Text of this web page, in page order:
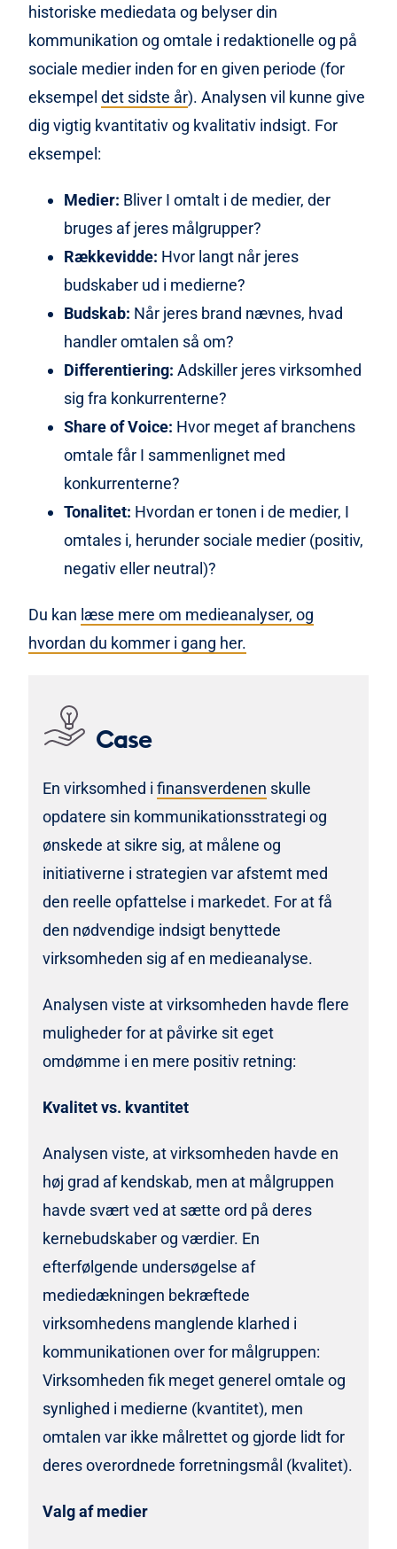
historiske mediedata og belyser din
kommunikation og omtale i redaktionelle og på
sociale medier inden for en given periode (for
eksempel det sidste år). Analysen vil kunne give
dig vigtig kvantitativ og kvalitativ indsigt. For
eksempel:
Medier: Bliver I omtalt i de medier, der
bruges af jeres målgrupper?
Rækkevidde: Hvor langt når jeres
budskaber ud i medierne?
Budskab: Når jeres brand nævnes, hvad
handler omtalen så om?
Differentiering: Adskiller jeres virksomhed
sig fra konkurrenterne?
Share of Voice: Hvor meget af branchens
omtale får I sammenlignet med
konkurrenterne?
Tonalitet: Hvordan er tonen i de medier, I
omtales i, herunder sociale medier (positiv,
negativ eller neutral)?
Du kan læse mere om medieanalyser, og
hvordan du kommer i gang her.
Case
En virksomhed i finansverdenen skulle
opdatere sin kommunikationsstrategi og
ønskede at sikre sig, at målene og
initiativerne i strategien var afstemt med
den reelle opfattelse i markedet. For at få
den nødvendige indsigt benyttede
virksomheden sig af en medieanalyse.
Analysen viste at virksomheden havde flere
muligheder for at påvirke sit eget
omdømme i en mere positiv retning:
Kvalitet vs. kvantitet
Analysen viste, at virksomheden havde en
høj grad af kendskab, men at målgruppen
havde svært ved at sætte ord på deres
kernebudskaber og værdier. En
efterfølgende undersøgelse af
mediedækningen bekræftede
virksomhedens manglende klarhed i
kommunikationen over for målgruppen:
Virksomheden fik meget generel omtale og
synlighed i medierne (kvantitet), men
omtalen var ikke målrettet og gjorde lidt for
deres overordnede forretningsmål (kvalitet).
Valg af medier